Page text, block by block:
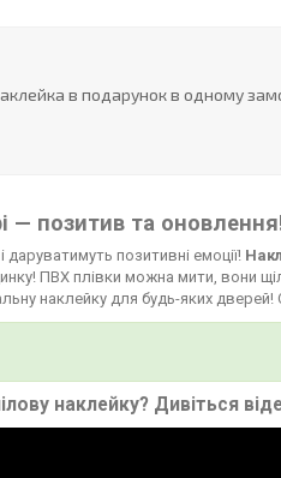
в подарунок в одному
— позитив та
позитивні емоції!
ПВХ плівки можна мити, вони
наклейку для будь-яких дверей!
наклейку? Дивіться